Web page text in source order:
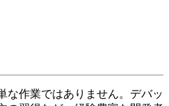
な作業ではありません。デバッ